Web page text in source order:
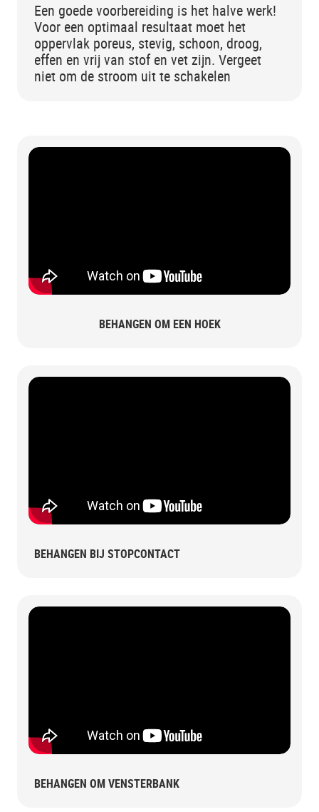
Een goede voorbereiding is het halve werk!
Voor een optimaal resultaat moet het
oppervlak poreus, stevig, schoon, droog,
effen en vrij van stof en vet zijn. Vergeet
niet om de stroom uit te schakelen
BEHANGEN OM EEN HOEK
BEHANGEN BIJ STOPCONTACT
BEHANGEN OM VENSTERBANK